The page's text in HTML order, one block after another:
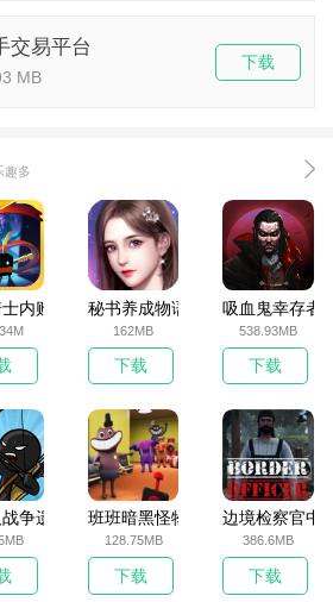
交易平台
MB
下载
趣多
内购破解版秘书养成物语
162MB
下载
吸血鬼幸存者
538.93MB
下载
争遗产无敌版班班暗黑怪物生存挑战5
128.75MB
下载
边境检察官中
386.6MB
下载